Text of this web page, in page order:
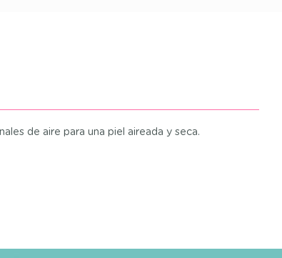
de aire para una piel aireada y seca.